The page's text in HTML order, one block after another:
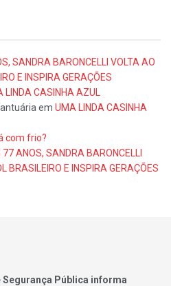
SANDRA BARONCELLI VOLTA AO
E INSPIRA GERAÇÕES
LINDA CASINHA AZUL
em UMA LINDA CASINHA
com frio?
ANOS, SANDRA BARONCELLI
BRASILEIRO E INSPIRA GERAÇÕES
Pública informa